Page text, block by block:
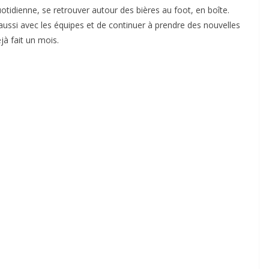
se retrouver autour des bières au foot, en boîte.
avec les équipes et de continuer à prendre des nouvelles
fait un mois.